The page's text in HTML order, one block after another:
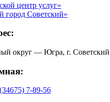
центр услуг»
Советский»
округ — Югра, г.
7-89-56